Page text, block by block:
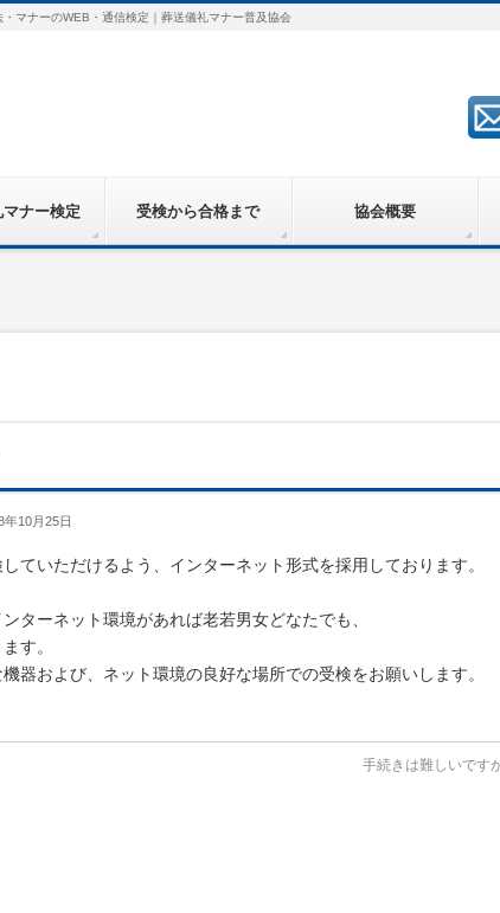
マナーのWEB・通信検定｜葬送儀礼マナー普及協会
ナー検定 受検から合格まで 協会概要
10月25日
ていただけるよう、インターネット形式を採用しております。
ターネット環境があれば老若男女どなたでも、
す。
器および、ネット環境の良好な場所での受検をお願いします。
手続きは難しいです